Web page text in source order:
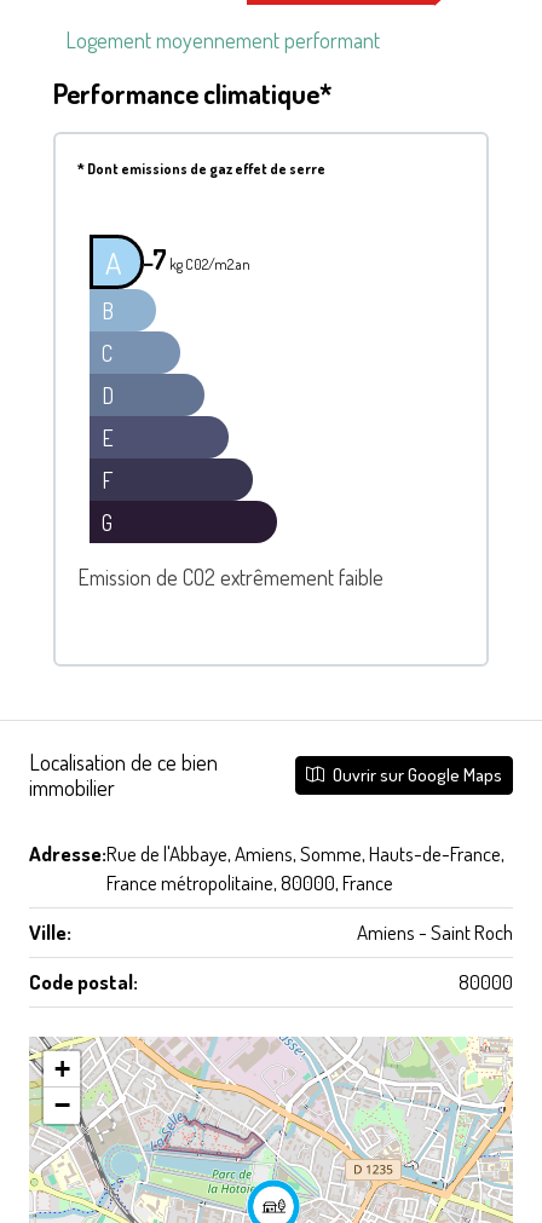
Logement moyennement performant
Performance climatique*
*Dont emissions de gaz effet de serre
A ━7 kg C02/m2.an
B
C
D
E
F
G
Emission de CO2 extrêmement faible
Localisation de ce bien
immobilier
Ouvrir sur Google Maps
Adresse:Rue de l'Abbaye, Amiens, Somme, Hauts-de-France,
France métropolitaine, 80000, France
Ville:
Amiens - Saint Roch
Code postal:
80000
+
−